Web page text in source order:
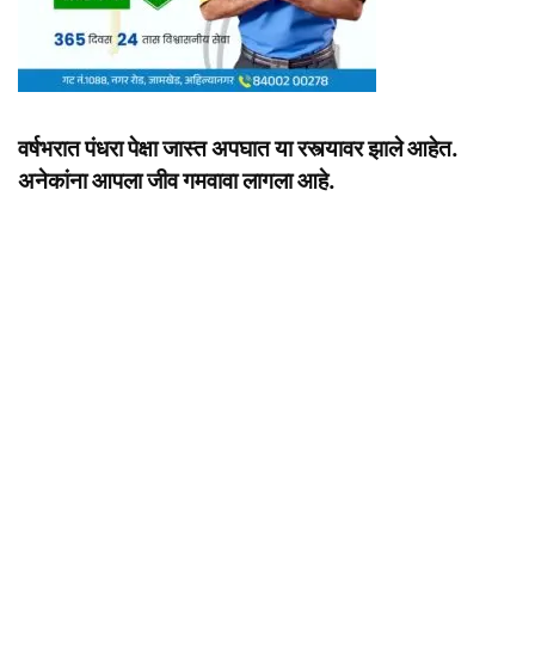
वर्षभरात पंधरा पेक्षा जास्त अपघात या रस्त्यावर झाले आहेत.
अनेकांना आपला जीव गमवावा लागला आहे.